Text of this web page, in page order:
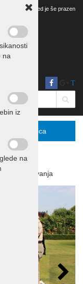
Vaš pregled je še prazen
T
Košarica
Potovanja
na
iz
na